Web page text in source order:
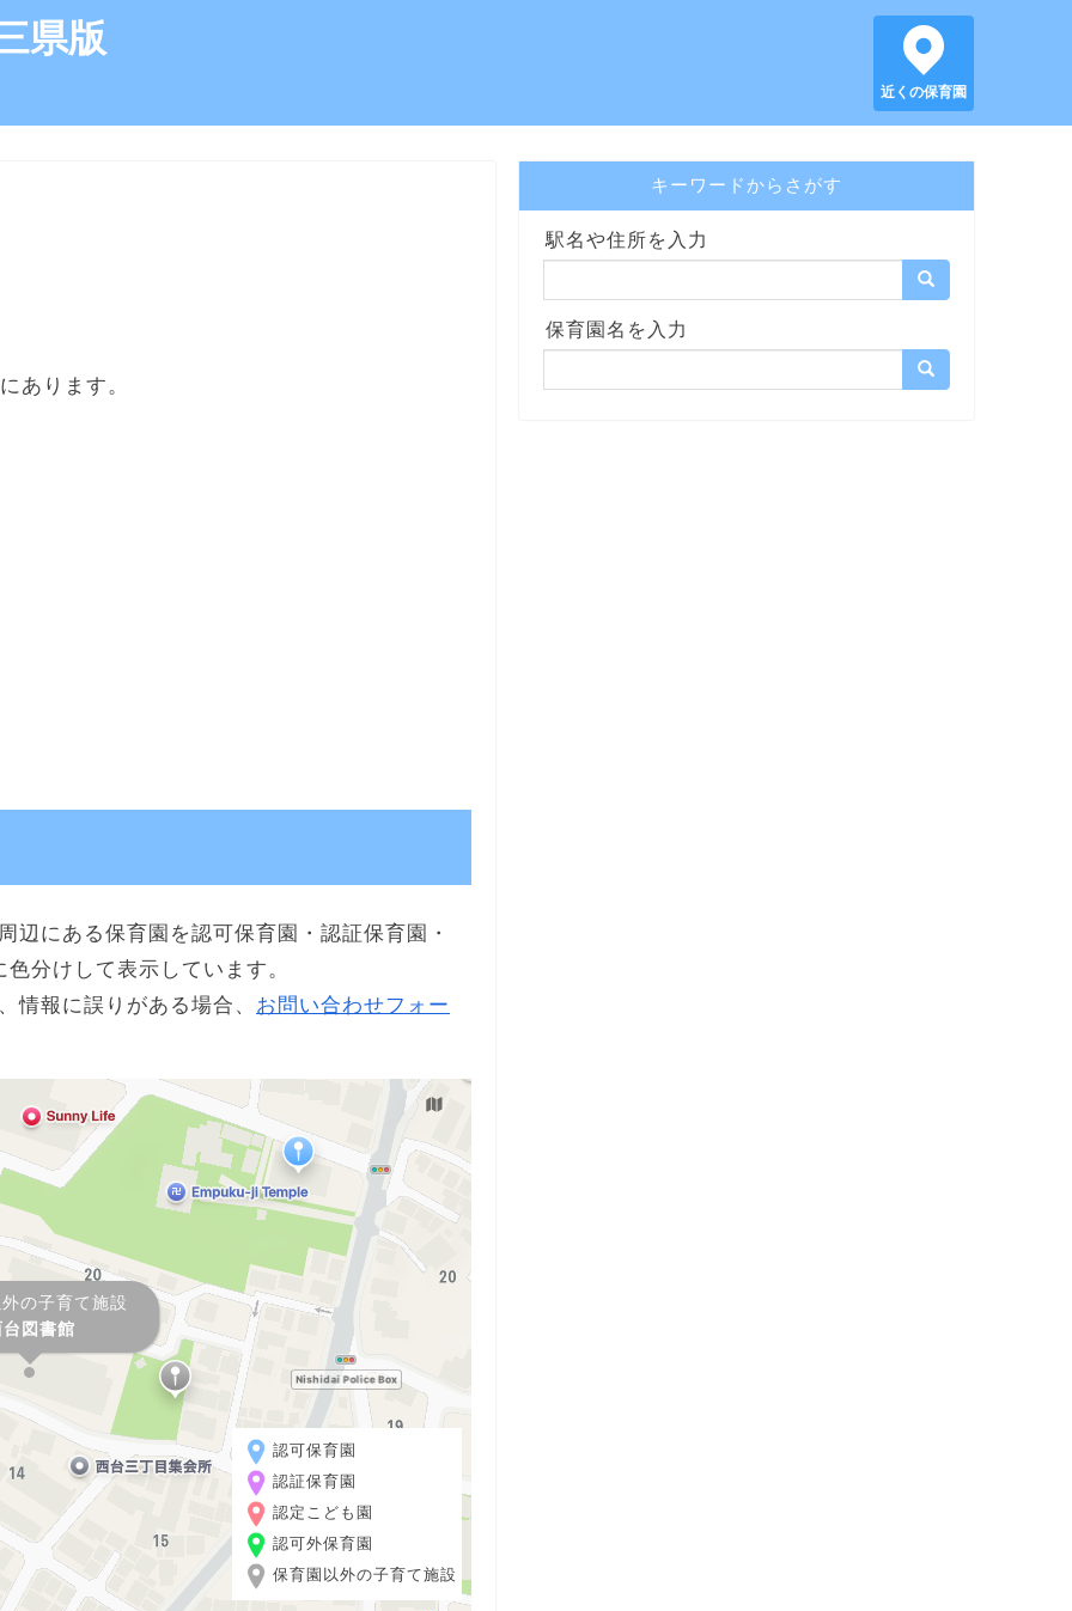
県版
近くの保育園
あります。
辺にある保育園を認可保育園・認証保育園・
分けして表示しています。
情報に誤りがある場合、 お問い合わせフォー
の子育て施設
図書館
認可保育園
認証保育園
認定こども園
認可外保育園
保育園以外の子育て施設
キーワードからさがす
駅名や住所を入力
保育園名を入力